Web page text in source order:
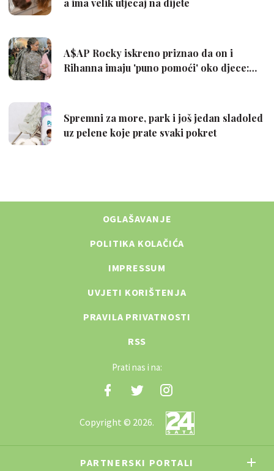
OGLAŠAVANJE
POLITIKA KOLAČIĆA
IMPRESSUM
UVJETI KORIŠTENJA
PRAVILA PRIVATNOSTI
RSS
Prati nas i na:
Copyright © 2026.
PARTNERSKI PORTALI